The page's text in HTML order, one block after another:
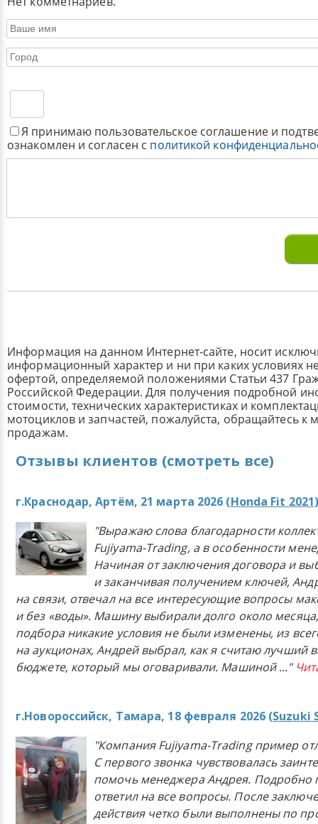
Я принимаю пользовательское соглашение и
ознакомлен и согласен с политикой
Информация на данном Интернет-сайте, носит
информационный характер и ни при каких условиях
офертой, определяемой положениями Статьи 437
Российской Федерации. Для получения подробной
стоимости, технических характеристиках и
мотоциклов и запчастей, пожалуйста, обращайтесь к
продажам.
Отзывы клиентов (смотреть все)
г.Краснодар, Артём, 21 марта 2026 (Honda Fit 2021
"Выражаю слова благодарности
Fujiyama-Trading, а в особенности
Начиная от заключения договора и
и заканчивая получением ключей,
на связи, отвечал на все интересующие вопросы
и без «воды». Машину выбирали долго около
подбора никакие условия не были изменены, из
на аукционах, Андрей выбрал, как я считаю лучший
бюджете, который мы оговаривали. Машиной..."
г.Новороссийск, Тамара, 18 февраля 2026 (Suzuki
"Компания Fujiyama-Trading пример
С первого звонка чувствовалась
помочь менеджера Андрея. Подробно
ответил на все вопросы. После
действия четко были выполнены по